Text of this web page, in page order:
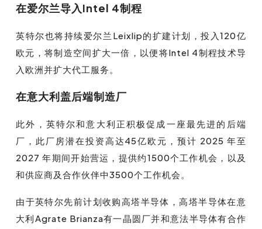
在爱尔兰导入Intel 4制程
英特尔也将持续爱尔兰Leixlip的扩建计划，投入120亿
欧元，将制造空间扩大一倍，以便将Intel 4制程技术导
入欧洲并扩大代工服务。
在意大利盖后端制造厂
此外，英特尔和意大利正积极促成一座最先进的后端
厂，此厂房潜在投资高达45亿欧元，预计 2025 年至
2027 年期间开始营运，提供约1500个工作机会，以及
和供应商及合作伙伴中3500个工作机会。
由于英特尔先前计划收购高塔半导体，高塔半导体在意
大利Agrate Brianza有一晶圆厂并和意法半导体有合作